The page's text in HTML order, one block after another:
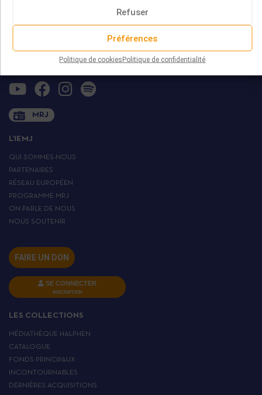
Refuser
Préférences
Politique de cookiesPolitique de confidentialité
+ 33 (0)1 45 82 20 52
MRJ
L’IEMJ
QUI SOMMES-NOUS
PARTENAIRES
RÉSEAU EUROPÉEN
PROGRAMME MRJ
ON PARLE DE NOUS
NOUS SOUTENIR
FAIRE UN DON
SE CONNECTER
INSCRIPTION
LES COLLECTIONS
MÉDIATHÈQUE HALPHEN
CATALOGUE
FONDS PRINCIPAUX
INCONTOURNABLES
DERNIÈRES ACQUISITIONS